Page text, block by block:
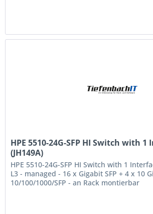
HPE 5510-24G-SFP HI Switch with
(JH149A)
HPE 5510-24G-SFP HI Switch with 1
L3 - managed - 16 x Gigabit SFP + 4 x 10
10/100/1000/SFP - an Rack montierbar